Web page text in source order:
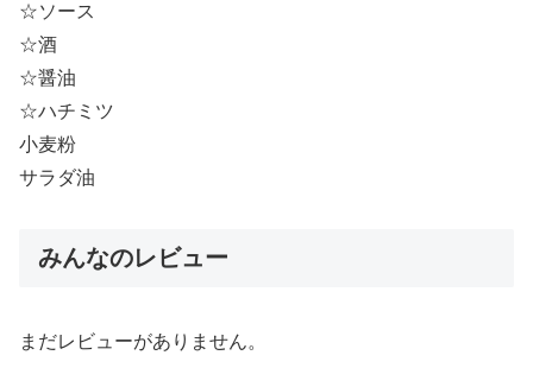
☆ソース
☆酒
☆醤油
☆ハチミツ
小麦粉
サラダ油
みんなのレビュー
まだレビューがありません。